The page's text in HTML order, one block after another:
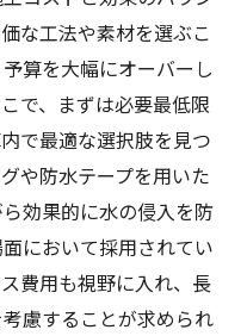
な工法や素材を選ぶこ
算を大幅にオーバーし
で、まずは必要最低限
で最適な選択肢を見つ
や防水テープを用いた
効果的に水の侵入を防
において採用されてい
費用も視野に入れ、長
慮することが求められ